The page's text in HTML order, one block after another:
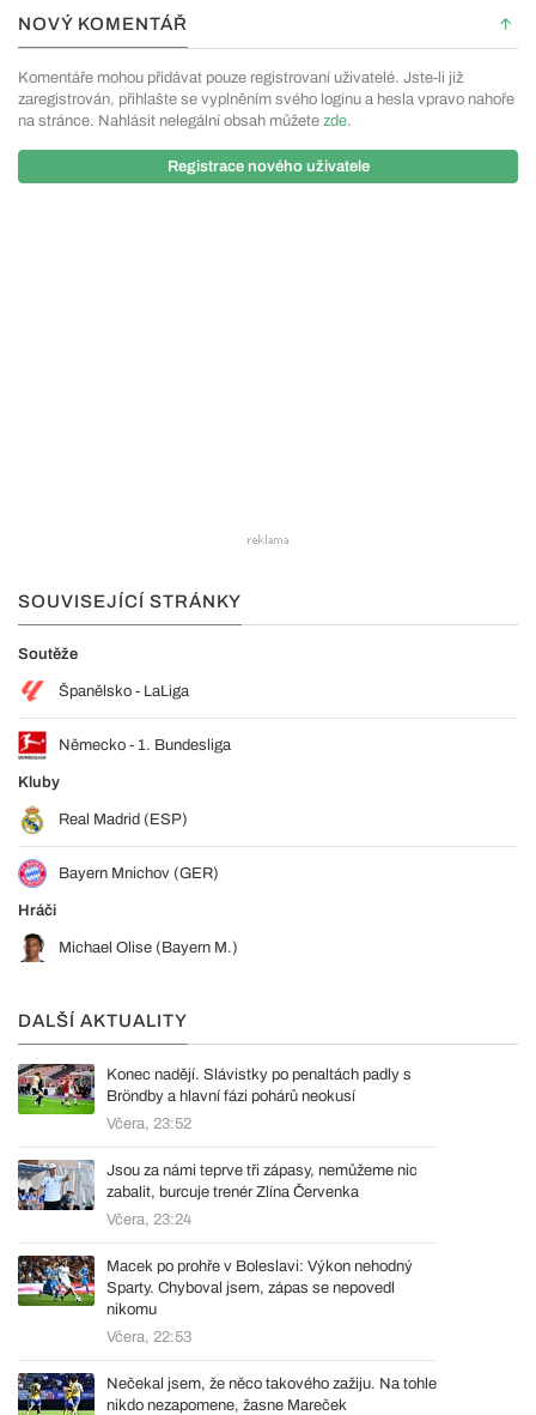
NOVÝ KOMENTÁŘ
Komentáře mohou přidávat pouze registrovaní uživatelé. Jste-li již
zaregistrován, přihlašte se vyplněním svého loginu a hesla vpravo nahoře
na stránce. Nahlásit nelegální obsah můžete zde.
Registrace nového uživatele
SOUVISEJÍCÍ STRÁNKY
Soutěže
Španělsko - LaLiga
Německo - 1. Bundesliga
Kluby
Real Madrid (ESP)
Bayern Mnichov (GER)
Hráči
Michael Olise (Bayern M.)
DALŠÍ AKTUALITY
Konec nadějí. Slávistky po penaltách padly s
Bröndby a hlavní fázi pohárů neokusí
Včera, 23:52
Jsou za námi teprve tři zápasy, nemůžeme nic
zabalit, burcuje trenér Zlína Červenka
Včera, 23:24
Macek po prohře v Boleslavi: Výkon nehodný
Sparty. Chyboval jsem, zápas se nepovedl
nikomu
Včera, 22:53
Nečekal jsem, že něco takového zažiju. Na tohle
nikdo nezapomene, žasne Mareček